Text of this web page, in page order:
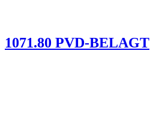
1071.80 PVD-BELAGT